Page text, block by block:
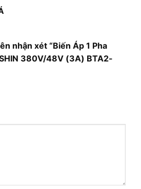
nhận xét “Biến Áp 1 Pha
380V/48V (3A) BTA2-